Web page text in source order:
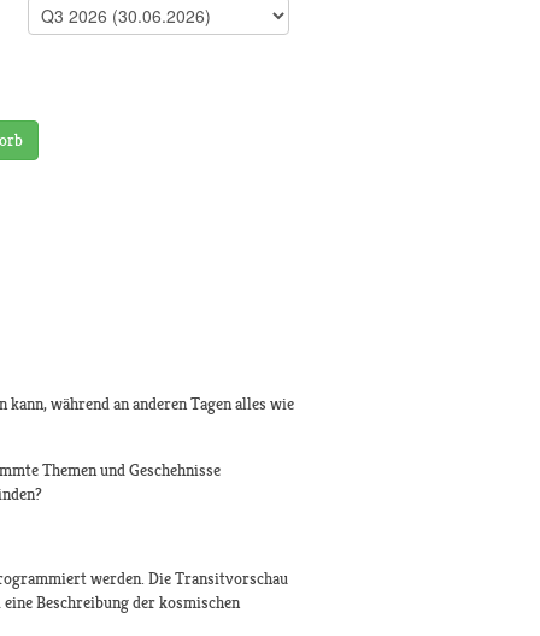
während an anderen Tagen alles wie
Themen und Geschehnisse
werden. Die Transitvorschau
Beschreibung der kosmischen